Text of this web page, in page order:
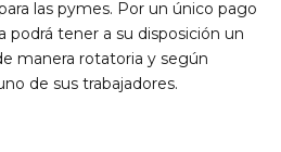
las pymes. Por un único pago
podrá tener a su disposición un
manera rotatoria y según
de sus trabajadores.